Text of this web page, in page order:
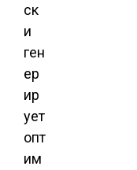
ск
и
ген
ер
ир
ует
опт
им